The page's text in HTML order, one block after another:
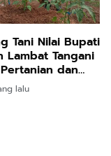
Tani Nilai Bupati
Lambat Tangani
dan
lalu